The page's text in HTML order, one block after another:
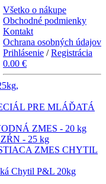
Všetko o nákupe
Obchodné podmienky
Kontakt
Ochrana osobných údajov
Prihlásenie /Registrácia
0.00 €
PRE MLÁĎATÁ
ZMES - 20 kg
- 25 kg
ZMES CHYTIL
Chytil P&L 20kg